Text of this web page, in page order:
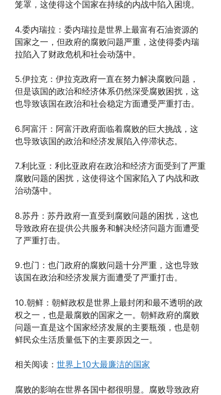
笼罩，这使得这个国家在持续的内战中陷入困境。
4.委内瑞拉：委内瑞拉是世界上最富有石油资源的
国家之一，但政府的腐败问题严重，这使得委内瑞
拉陷入了财政危机和社会动荡中。
5.伊拉克：伊拉克政府一直在努力解决腐败问题，
但是该国的政治和经济体系仍然深受腐败困扰，这
也导致该国在政治和社会稳定方面遭受严重打击。
6.阿富汗：阿富汗政府面临着腐败的巨大挑战，这
也导致该国的政治和经济发展陷入停滞状态。
7.利比亚：利比亚政府在政治和经济方面受到了严重
腐败问题的困扰，这使得这个国家陷入了内战和政
治动荡中。
8.苏丹：苏丹政府一直受到腐败问题的困扰，这也
导致政府在提供公共服务和解决经济问题方面遭受
了严重打击。
9.也门：也门政府的腐败问题十分严重，这也导致
该国在政治和经济发展方面遭受了严重打击。
10.朝鲜：朝鲜政权是世界上最封闭和最不透明的政
权之一，也是最腐败的国家之一。朝鲜政府的腐败
问题一直是这个国家经济发展的主要瓶颈，也是朝
鲜民众生活质量低下的主要原因之一。
相关阅读： 世界上10大最廉洁的国家
腐败的影响在世界各国中都很明显。腐败导致政府